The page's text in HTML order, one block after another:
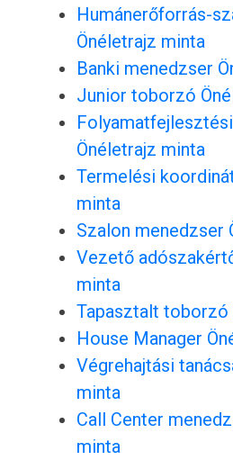
Humánerőforrás-
Önéletrajz minta
Banki menedzser
Junior toborzó
Önéletrajz minta
Termelési
minta
Szalon menedzser
Vezető
minta
Tapasztalt toborzó
House Manager
Végrehajtási
minta
Call Center
minta